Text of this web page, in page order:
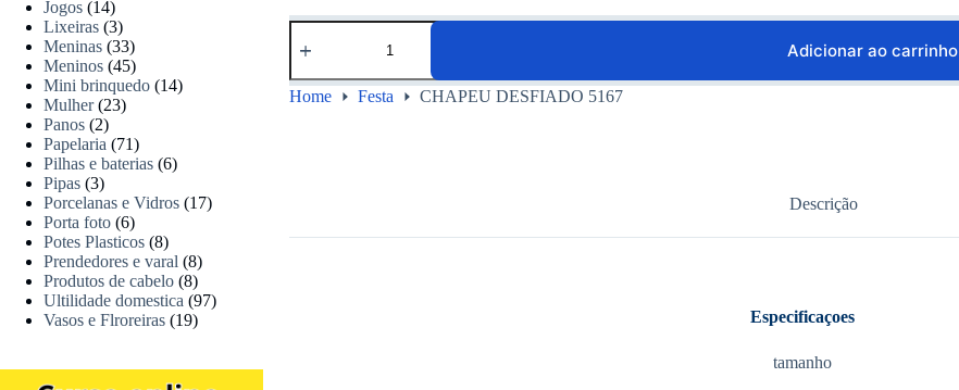
Adicionar ao carrinho
Home Festa CHAPEU DESFIADO 5167
Descrição
Especificaçoes
tamanho
Jogos (14)
Lixeiras (3)
Meninas (33)
Meninos (45)
Mini brinquedo (14)
Mulher (23)
Panos (2)
Papelaria (71)
Pilhas e baterias (6)
Pipas (3)
Porcelanas e Vidros (17)
Porta foto (6)
Potes Plasticos (8)
Prendedores e varal (8)
Produtos de cabelo (8)
Ultilidade domestica (97)
Vasos e Flroreiras (19)